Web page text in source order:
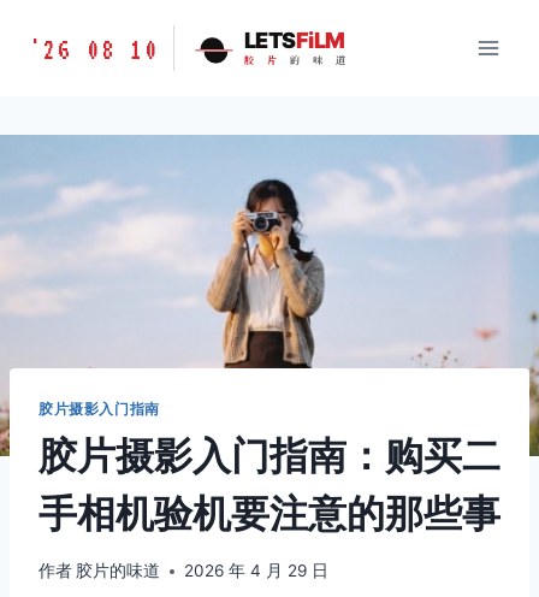
胶
味
LETSFILM
'26 08 10 LETSFiLM
胶 片 的 味 道
胶片摄影入门指南
胶片摄影入门指南：购买二
手相机验机要注意的那些事
作者 胶片的味道 2026 年 4 月 29 日